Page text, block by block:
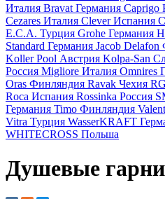
Италия Bravat Германия Caprigo
Cezares Италия CleverИспания
E.C.A. Турция Grohe Германия
Standard Германия Jacob Delafon
Koller Pool Австрия Kolpa-San
Россия Migliore Италия Omnires
Oras Финляндия Ravak Чехия
Roca Испания Rossinka Россия
Германия Timo Финляндия
Vitra Турция WasserKRAFT
WHITECROSS Польша
Душевые